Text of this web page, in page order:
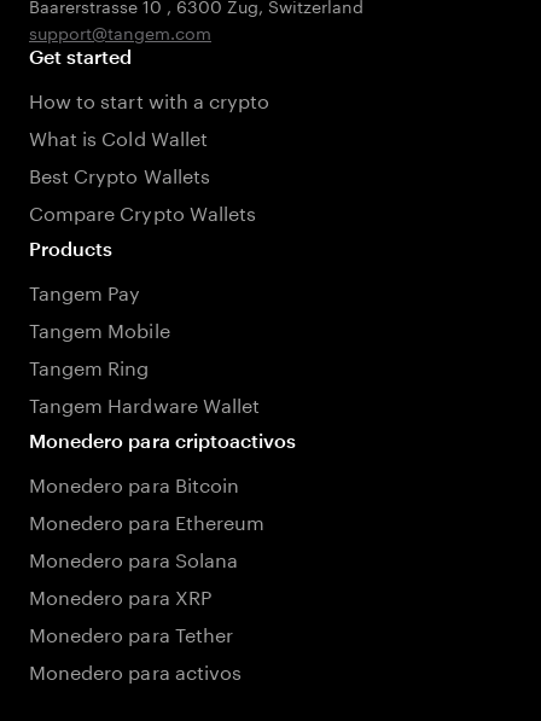
support@tangem.com
Get started
How to start with a crypto
What is Cold Wallet
Best Crypto Wallets
Compare Crypto Wallets
Products
Tangem Pay
Tangem Mobile
Tangem Ring
Tangem Hardware Wallet
Monedero para criptoactivos
Monedero para Bitcoin
Monedero para Ethereum
Monedero para Solana
Monedero para XRP
Monedero para Tether
Monedero para activos